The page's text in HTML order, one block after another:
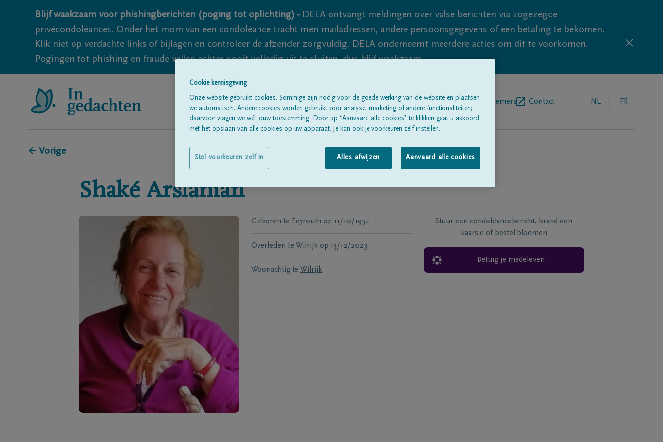
Blijf waakzaam voor phishingberichten (poging tot oplichting) - DELA ontvangt meldingen over valse berichten via zogezegde
privécondoléances. Onder het mom van een condoléance tracht men mailadressen, andere persoonsgegevens of een betaling te bekomen.
Klik niet op verdachte links of bijlagen en controleer de afzender zorgvuldig. DELA onderneemt meerdere acties om dit te voorkomen.
Pogingen tot phishing en fraude vallen echter nooit volledig uit te sluiten, dus blijf waakzaam.
Alle rouwberichtenOver onsBegrafenisondernemers Contact NL FR
← Vorige
Shaké Arslanian
Geboren te Beyrouth op 11/10/1934
Overleden te Wilrijk op 13/12/2023
Woonachtig te Wilrijk
Stuur een condoléancebericht, brand een
kaarsje of bestel bloemen
Betuig je medeleven
Cookie kennisgeving
Onze website gebruikt cookies. Sommige zijn nodig voor de goede werking van de website en plaatsen
we automatisch. Andere cookies worden gebruikt voor analyse, marketing of andere functionaliteiten;
daarvoor vragen we wél jouw toestemming. Door op “Aanvaard alle cookies” te klikken gaat u akkoord
met het opslaan van alle cookies op uw apparaat. Je kan ook je voorkeuren zelf instellen.
Alles afwijzen Aanvaard alle cookies
Stel voorkeuren zelf in